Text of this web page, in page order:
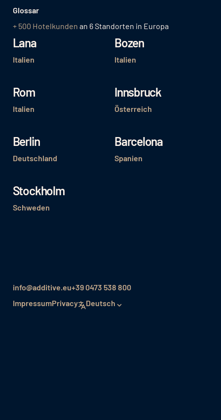
Glossar
+ 500 Hotelkunden an 6 Standorten in Europa
Lana
Italien
Bozen
Italien
Rom
Italien
Innsbruck
Österreich
Berlin
Deutschland
Barcelona
Spanien
Stockholm
Schweden
info@additive.eu+39 0473 538 800
ImpressumPrivacy Deutsch